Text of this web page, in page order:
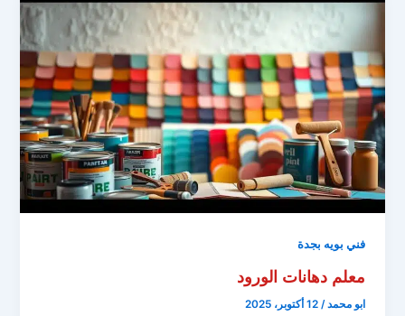
فني بويه بجدة
معلم دهانات الورود
ابو محمد/12 أكتوبر، 2025